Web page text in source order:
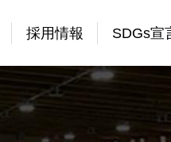
採用情報 SDGs宣